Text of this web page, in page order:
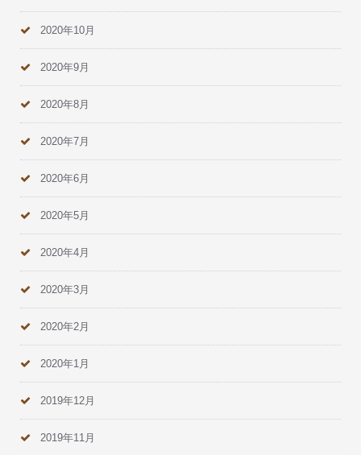
2020年10月
2020年9月
2020年8月
2020年7月
2020年6月
2020年5月
2020年4月
2020年3月
2020年2月
2020年1月
2019年12月
2019年11月